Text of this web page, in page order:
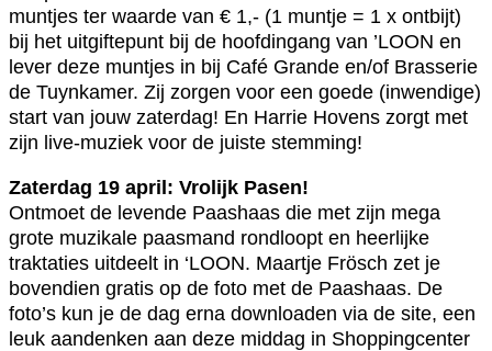
muntjes ter waarde van € 1,- (1 muntje = 1 x ontbijt)
bij het uitgiftepunt bij de hoofdingang van ’LOON en
lever deze muntjes in bij Café Grande en/of Brasserie
de Tuynkamer. Zij zorgen voor een goede (inwendige)
start van jouw zaterdag! En Harrie Hovens zorgt met
zijn live-muziek voor de juiste stemming!
Zaterdag 19 april: Vrolijk Pasen!
Ontmoet de levende Paashaas die met zijn mega
grote muzikale paasmand rondloopt en heerlijke
traktaties uitdeelt in ‘LOON. Maartje Frösch zet je
bovendien gratis op de foto met de Paashaas. De
foto’s kun je de dag erna downloaden via de site, een
leuk aandenken aan deze middag in Shoppingcenter